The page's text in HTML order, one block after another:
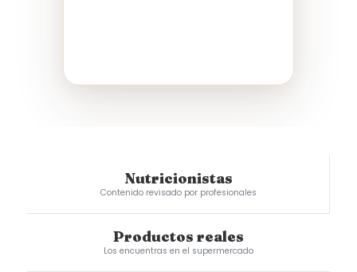
Nutricionistas
Contenido revisado por profesionales
Productos reales
Los encuentras en el supermercado